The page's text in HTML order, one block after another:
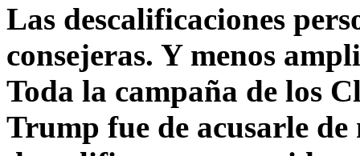
Las descalificaciones
consejeras. Y menos
Toda la campaña de los
Trump fue de acusarle